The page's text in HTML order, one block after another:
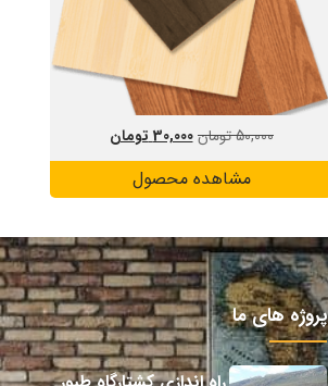
50,000تومان 30,000تومان
مشاهده محصول
پروژه های ما